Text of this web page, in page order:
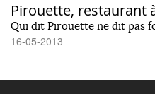
Pirouette, restaurant
Qui dit Pirouette ne dit pas
16-05-2013